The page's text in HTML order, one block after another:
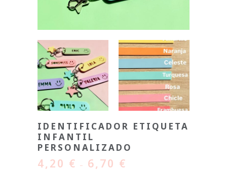
IDENTIFICADOR ETIQUETA
INFANTIL
PERSONALIZADO
4,20 € – 6,70 €